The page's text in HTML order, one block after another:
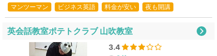
マンツーマン ビジネス英語 料金が安い 夜も開講
英会話教室ポテトクラブ 山吹教室
3.4